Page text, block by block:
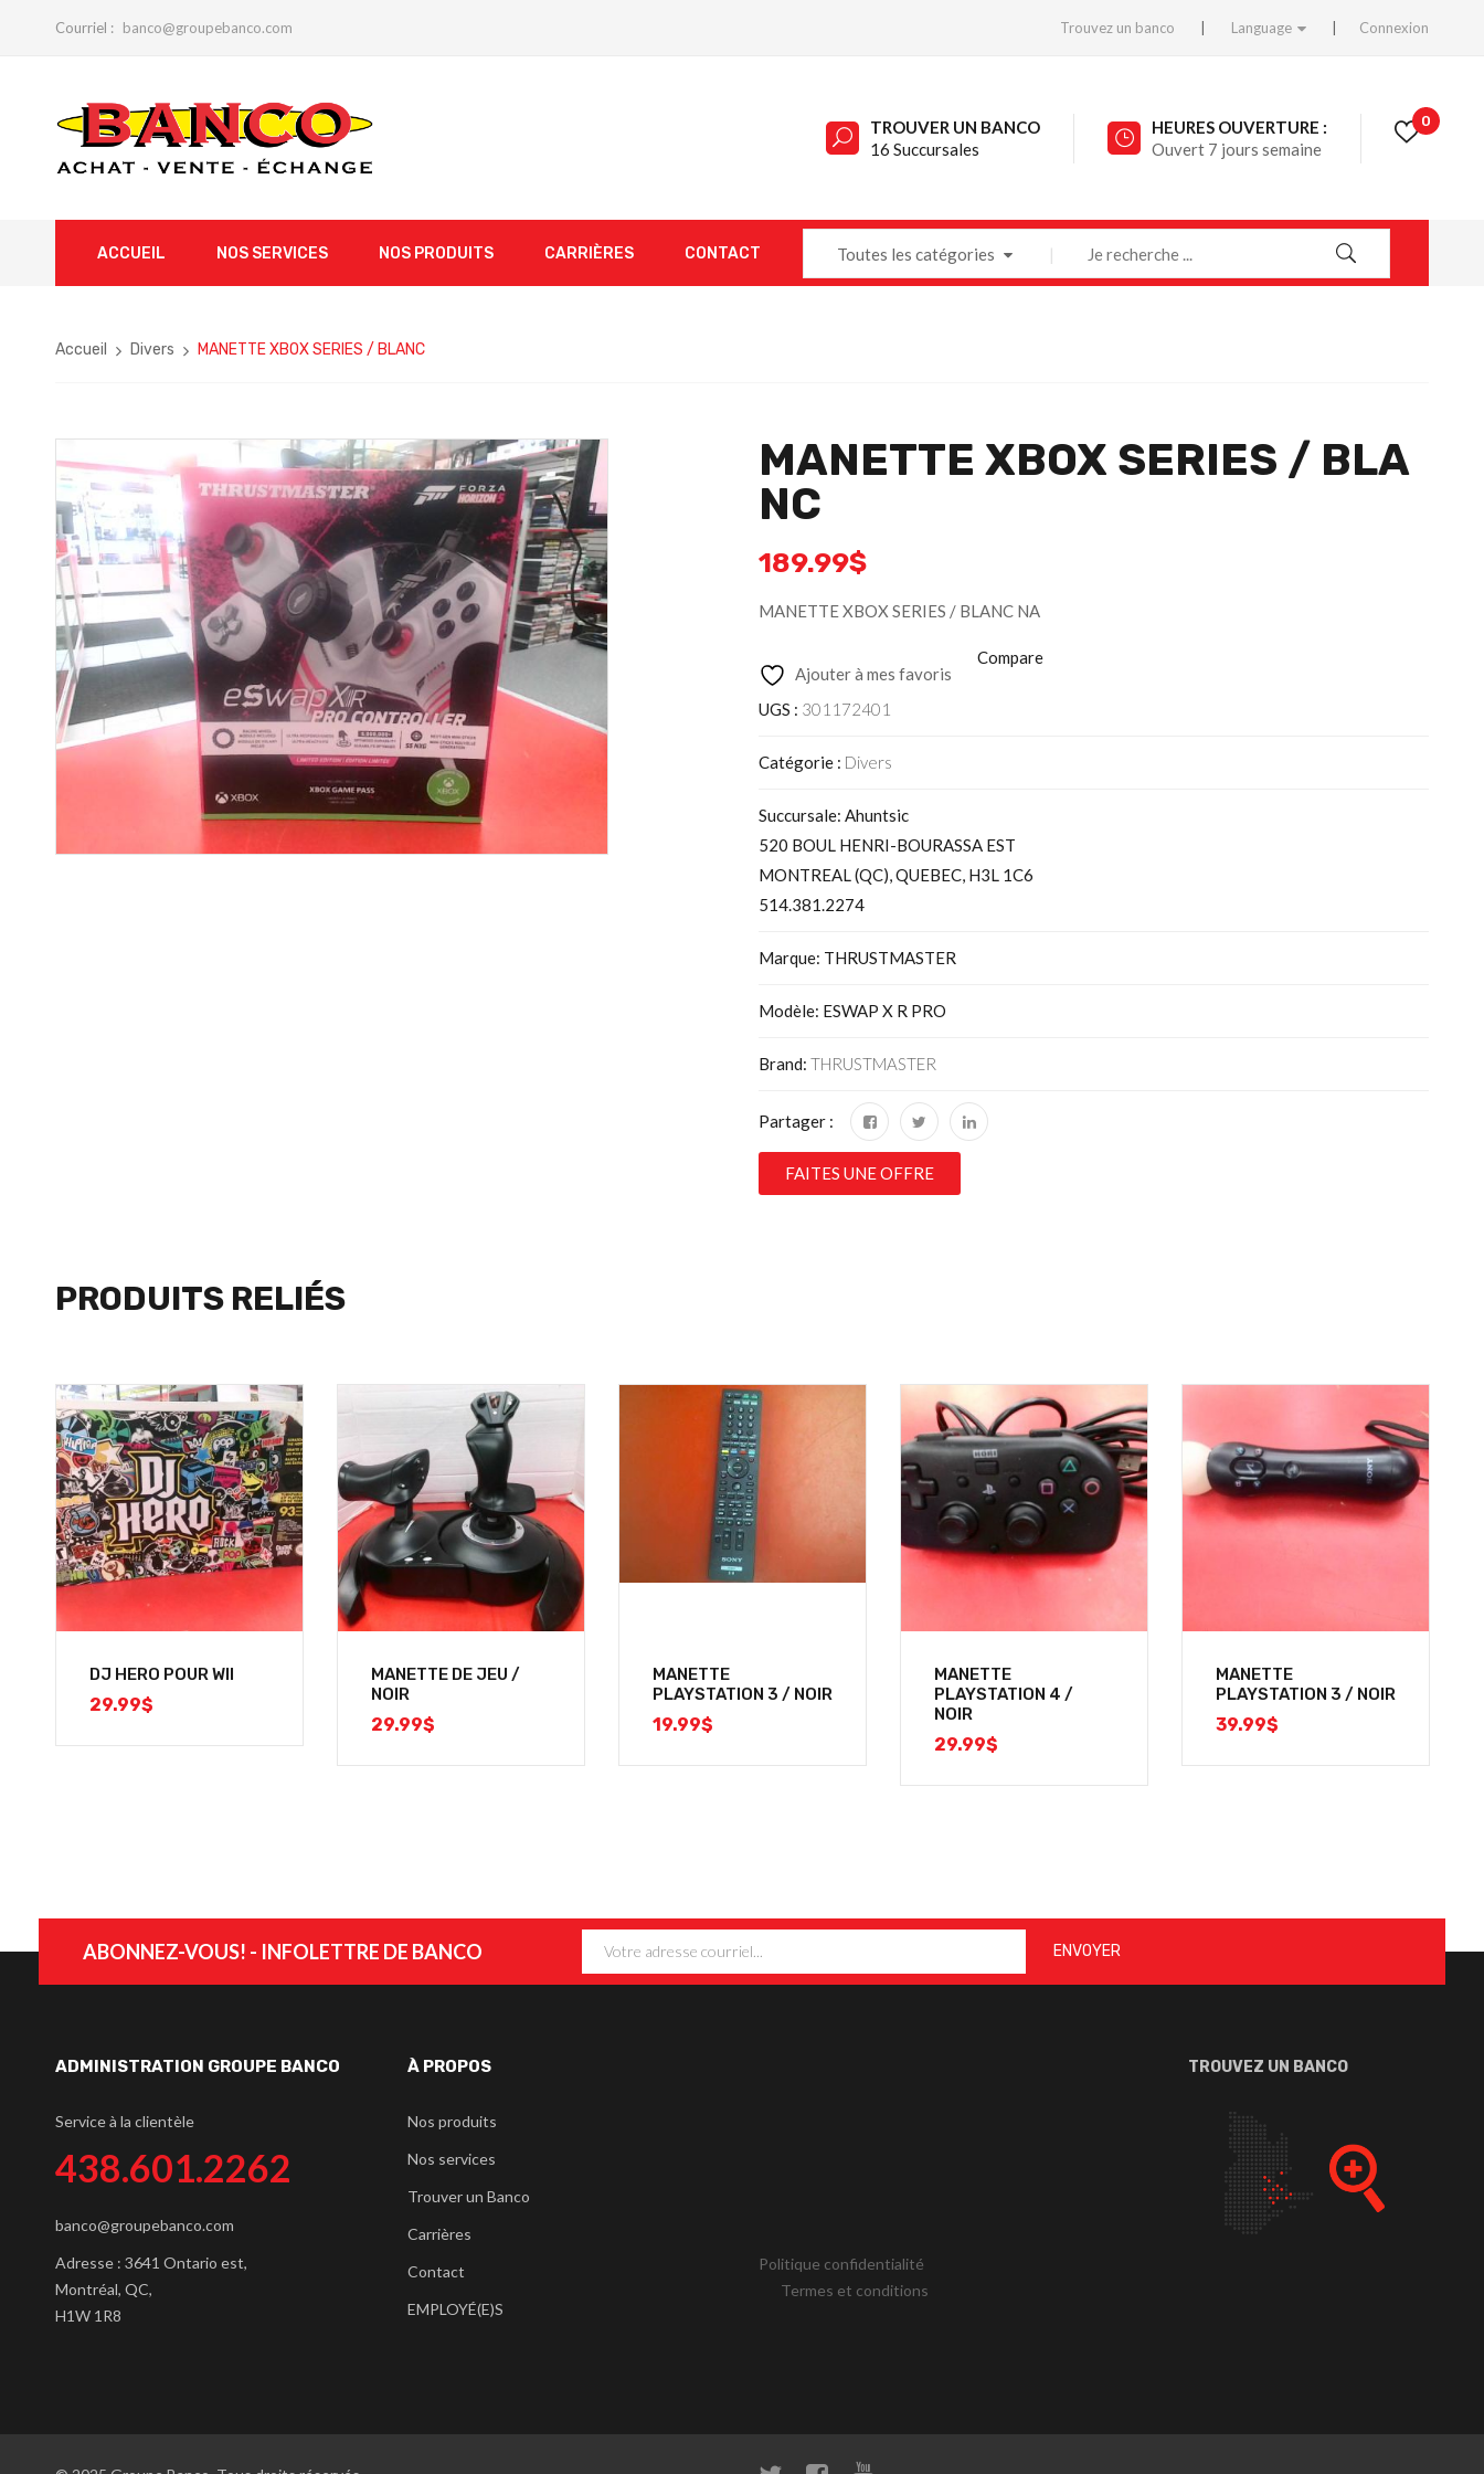
Courriel : banco@groupebanco.com Trouvez un banco Language Connexion
TROUVER UN BANCO
16 Succursales
HEURES OUVERTURE :
Ouvert 7 jours semaine
0
ACCUEIL NOS SERVICES NOS PRODUITS CARRIÈRES CONTACT Toutes les catégories
Accueil Divers MANETTE XBOX SERIES / BLANC
MANETTE XBOX SERIES / BLA
NC
189.99$
MANETTE XBOX SERIES / BLANC NA
Ajouter à mes favoris
Compare
UGS : 301172401
Catégorie : Divers
Succursale: Ahuntsic
520 BOUL HENRI-BOURASSA EST
MONTREAL (QC), QUEBEC, H3L 1C6
514.381.2274
Marque: THRUSTMASTER
Modèle: ESWAP X R PRO
Brand: THRUSTMASTER
Partager :
FAITES UNE OFFRE
PRODUITS RELIÉS
DJ HERO POUR WII
29.99$
MANETTE DE JEU /
NOIR
29.99$
MANETTE
PLAYSTATION 3 / NOIR
19.99$
MANETTE
PLAYSTATION 4 /
NOIR
29.99$
MANETTE
PLAYSTATION 3 / NOIR
39.99$
ABONNEZ-VOUS! - INFOLETTRE DE BANCO
ADMINISTRATION GROUPE BANCO
Service à la clientèle
438.601.2262
banco@groupebanco.com
Adresse : 3641 Ontario est,
Montréal, QC,
H1W 1R8
À PROPOS
Nos produits
Nos services
Trouver un Banco
Carrières
Contact
EMPLOYÉ(E)S
Politique confidentialité
Termes et conditions
TROUVEZ UN BANCO